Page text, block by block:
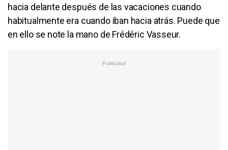
hacia delante después de las vacaciones cuando
habitualmente era cuando iban hacia atrás. Puede que
en ello se note la mano de Frédéric Vasseur.